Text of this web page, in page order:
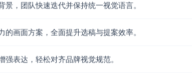
，团队快速迭代并保持统一视觉语言。
画面方案，全面提升选稿与提案效率。
表达，轻松对齐品牌视觉规范。